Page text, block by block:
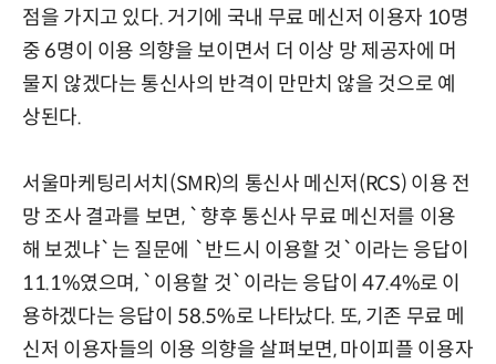
점을 가지고 있다. 거기에 국내 무료 메신저 이용자 10명
중 6명이 이용 의향을 보이면서 더 이상 망 제공자에 머
물지 않겠다는 통신사의 반격이 만만치 않을 것으로 예
상된다.
서울마케팅리서치(SMR)의 통신사 메신저(RCS) 이용 전
망 조사 결과를 보면, `향후 통신사 무료 메신저를 이용
해 보겠냐`는 질문에 `반드시 이용할 것`이라는 응답이
11.1%였으며, `이용할 것`이라는 응답이 47.4%로 이
용하겠다는 응답이 58.5%로 나타났다. 또, 기존 무료 메
신저 이용자들의 이용 의향을 살펴보면, 마이피플 이용자